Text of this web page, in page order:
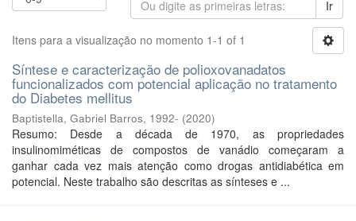
Ir
Itens para a visualização no momento 1-1 of 1
Síntese e caracterização de polioxovanadatos
funcionalizados com potencial aplicação no tratamento
do Diabetes mellitus
Baptistella, Gabriel Barros, 1992- (2020)
Resumo: Desde a década de 1970, as propriedades
insulinomiméticas de compostos de vanádio começaram a
ganhar cada vez mais atenção como drogas antidiabética em
potencial. Neste trabalho são descritas as sínteses e ...